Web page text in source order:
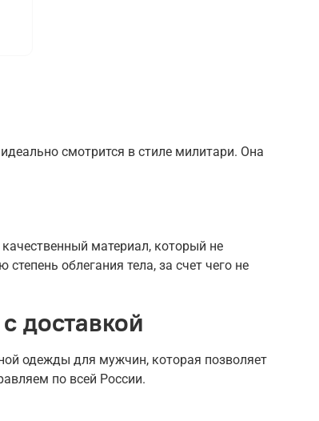
смотрится в стиле милитари. Она
материал, который не
облегания тела, за счет чего не
доставкой
одежды для мужчин, которая позволяет
по всей России.